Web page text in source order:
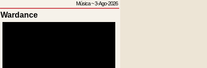
Música~3-Ago-2026
Wardance